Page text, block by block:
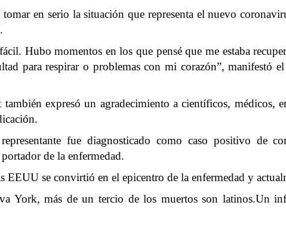
en serio la situación que representa el nuevo
Hubo momentos en los que pensé que me estaba
para respirar o problemas con mi corazón”, manifestó
también expresó un agradecimiento a científicos, médicos,
fue diagnosticado como caso positivo de
de la enfermedad.
EEUU se convirtió en el epicentro de la enfermedad y
York, más de un tercio de los muertos son latinos.Un